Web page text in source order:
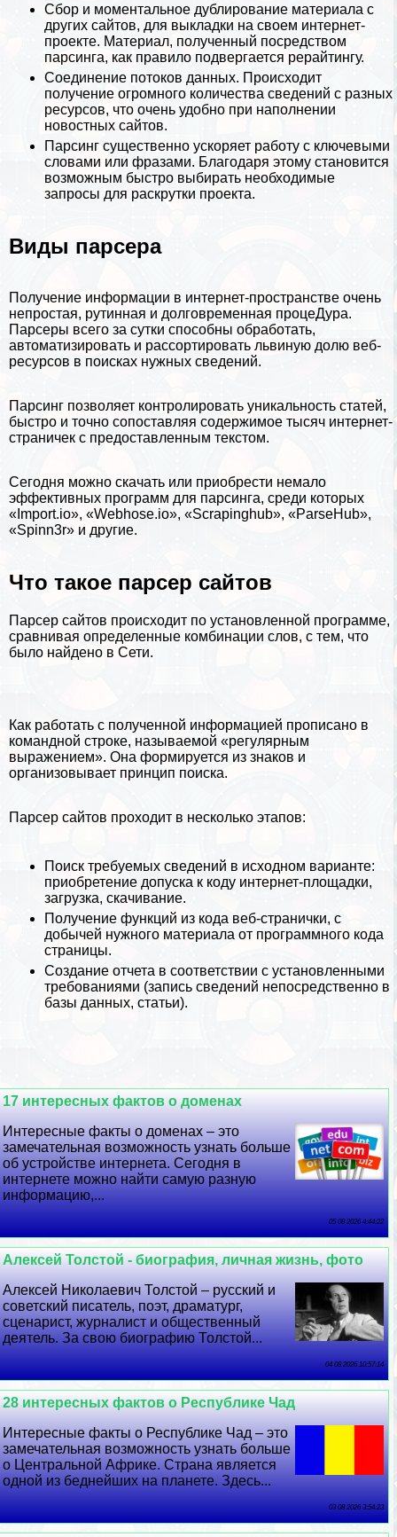
Сбор и моментальное дублирование материала с
других сайтов, для выкладки на своем интернет-
проекте. Материал, полученный посредством
парсинга, как правило подвергается рерайтингу.
Соединение потоков данных. Происходит
получение огромного количества сведений с разных
ресурсов, что очень удобно при наполнении
новостных сайтов.
Парсинг существенно ускоряет работу с ключевыми
словами или фразами. Благодаря этому становится
возможным быстро выбирать необходимые
запросы для раскрутки проекта.
Виды парсера
Получение информации в интернет-прострaнcтве очень
непростая, рутинная и долговременная процеДypa.
Парсеры всего за сутки способны обработать,
автоматизировать и рассортировать львиную долю веб-
ресурсов в поисках нужных сведений.
Парсинг позволяет контролировать уникальность статей,
быстро и точно сопоставляя содержимое тысяч интернет-
страничек с предоставленным текстом.
Сегодня можно скачать или приобрести немало
эффективных программ для парсинга, среди которых
«Import.io», «Webhose.io», «Scrapinghub», «ParseHub»,
«Spinn3r» и другие.
Что такое парсер сайтов
Парсер сайтов происходит по установленной программе,
сравнивая определенные комбинации слов, с тем, что
было найдено в Сети.
Как работать с полученной информацией прописано в
комaндной строке, называемой «регулярным
выражением». Она формируется из знаков и
организовывает принцип поиска.
Парсер сайтов проходит в несколько этапов:
Поиск требуемых сведений в исходном варианте:
приобретение допуска к коду интернет-площадки,
загрузка, скачивание.
Получение функций из кода веб-странички, с
добычей нужного материала от программного кода
страницы.
Создание отчета в соответствии с установленными
требованиями (запись сведений непосредственно в
базы данных, статьи).
17 интересных фактов о доменах
Интересные факты о доменах – это
замечательная возможность узнать больше
об устройстве интернета. Сегодня в
интернете можно найти самую разную
информацию,...
05 08 2026 4:44:22
Алексей Толстой - биография, личная жизнь, фото
Алексей Николаевич Толстой – русский и
советский писатель, поэт, драматург,
сценарист, журналист и общественный
деятель. За свою биографию Толстой...
04 08 2026 10:57:14
28 интересных фактов о Республике Чад
Интересные факты о Республике Чад – это
замечательная возможность узнать больше
о Центральной Африке. Страна является
одной из беднейших на планете. Здесь...
03 08 2026 3:54:23